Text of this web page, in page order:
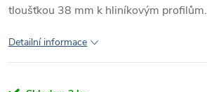
tloušťkou 38 mm k hliníkovým profilům.
Detailní informace